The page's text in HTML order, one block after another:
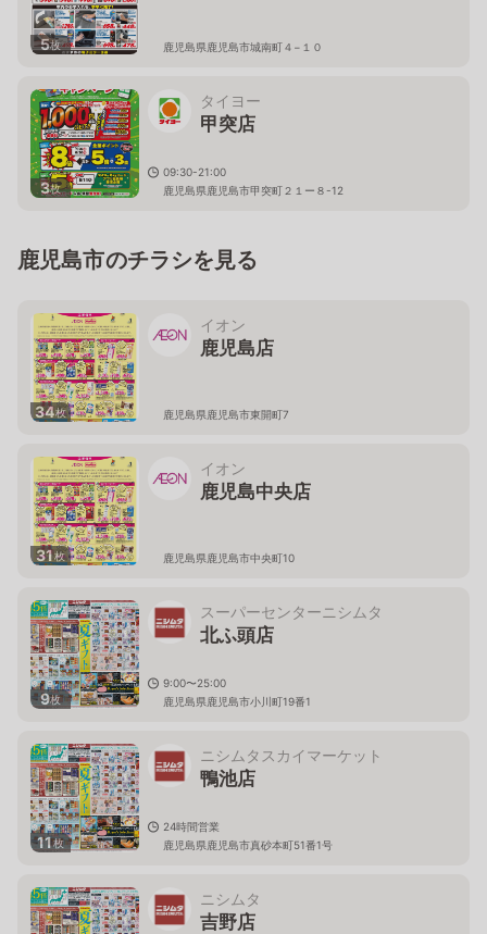
5枚 鹿児島県鹿児島市城南町４−１０
3枚
タイヨー
甲突店
09:30-21:00
鹿児島県鹿児島市甲突町２１ー８-12
鹿児島市のチラシを見る
34枚
イオン
鹿児島店
鹿児島県鹿児島市東開町7
31枚
イオン
鹿児島中央店
鹿児島県鹿児島市中央町10
9枚
スーパーセンターニシムタ
北ふ頭店
9:00〜25:00
鹿児島県鹿児島市小川町19番1
11枚
ニシムタスカイマーケット
鴨池店
24時間営業
鹿児島県鹿児島市真砂本町51番1号
ニシムタ
吉野店